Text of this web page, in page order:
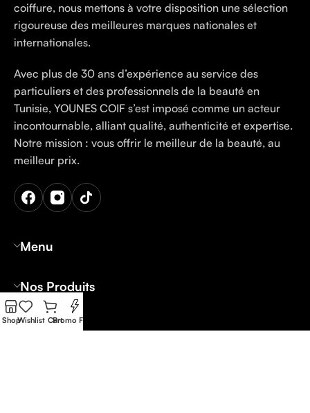
coiffure, nous mettons à votre disposition une sélection
rigoureuse des meilleures marques nationales et
internationales.
Avec plus de 30 ans d’expérience au service des
particuliers et des professionnels de la beauté en
Tunisie, YOUNES COIF s’est imposé comme un acteur
incontournable, alliant qualité, authenticité et expertise.
Notre mission : vous offrir le meilleur de la beauté, au
meilleur prix.
Menu
Nos Produits
Contact
ShopWishlist Cart
Promo Flash